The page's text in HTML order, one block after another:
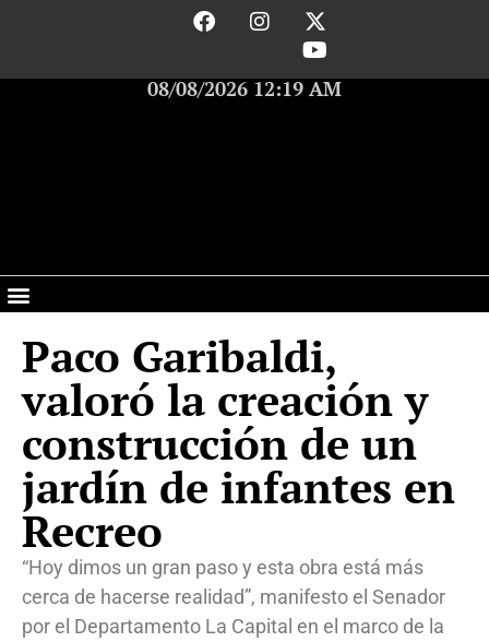
08/08/2026 12:19 AM
Paco Garibaldi,
valoró la creación y
construcción de un
jardín de infantes en
Recreo
“Hoy dimos un gran paso y esta obra está más
cerca de hacerse realidad”, manifesto el Senador
por el Departamento La Capital en el marco de la